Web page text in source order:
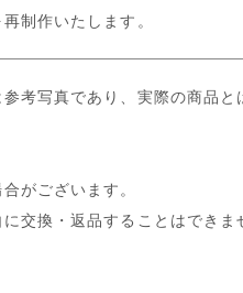
制作いたします。
考写真であり、実際の商品と
がございます。
交換・返品することはできま